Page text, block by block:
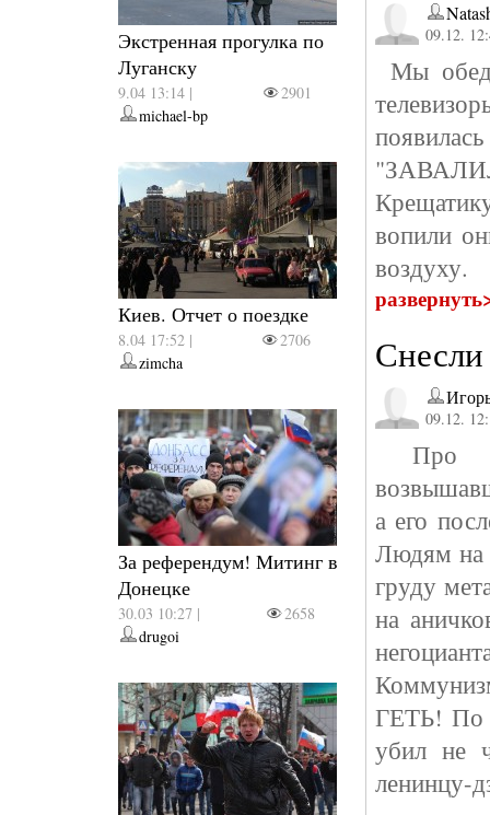
Экстренная прогулка по
Луганску
9.04 13:14 |
2901
michael-bp
Киев. Отчет о поездке
8.04 17:52 |
2706
zimcha
За референдум! Митинг в
Донецке
30.03 10:27 |
2658
drugoi
09.12.
Мы
вопили
воздуху.
09.12.
Про
а его
Людям на
груду
на
ГЕТЬ! По
убил не
ленинцу-